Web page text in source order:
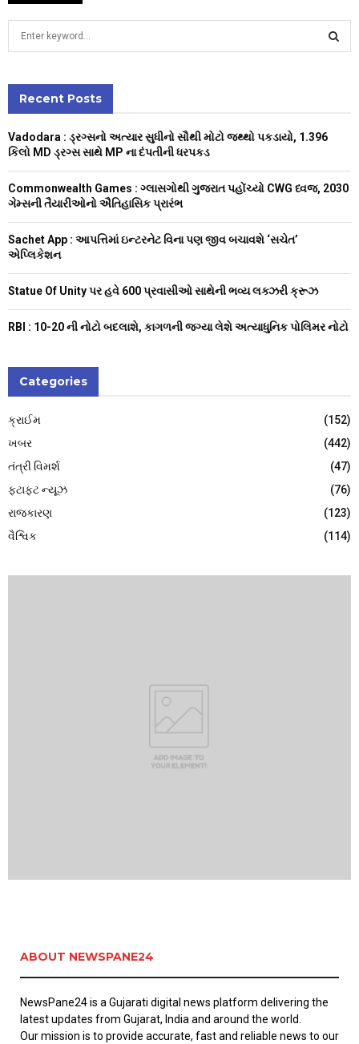
h
o
C
Recent Posts
Vadodara : ડ્રગ્સનો અત્યાર સુધીનો સૌથી મોટો જથ્થો પકડાયો, 1.396
કિલો MD ડ્રગ્સ સાથે MP ના દંપતીની ધરપકડ
Commonwealth Games : ગ્લાસગોથી ગુજરાત પહોંચ્યો CWG ધ્વજ, 2030
ગેમ્સની તૈયારીઓનો ઐતિહાસિક પ્રારંભ
Sachet App : આપત્તિમાં ઇન્ટરનેટ વિના પણ જીવ બચાવશે ‘સચેત’
એપ્લિકેશન
Statue Of Unity પર હવે 600 પ્રવાસીઓ સાથેની ભવ્ય લક્ઝરી ક્રૂઝ
RBI : ₹10-20 ની નોટો બદલાશે, કાગળની જગ્યા લેશે અત્યાધુનિક પોલિમર નોટો
Categories
ક્રાઈમ
(152)
ખબર
(442)
તંત્રી વિમર્શ
(47)
ફટાફટ ન્યૂઝ
(76)
રાજકારણ
(123)
વૈશ્વિક
(114)
ABOUT NEWSPANE24
NewsPane24 is a Gujarati digital news platform delivering the
latest updates from Gujarat, India and around the world.
Our mission is to provide accurate, fast and reliable news to our